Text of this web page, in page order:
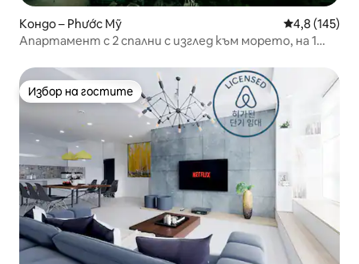
Кондо – Phước Mỹ Средна
4,8 (145)
Апартамент с 2 спални с изглед към морето, на 1
Избор на гостите
Избор на гостите